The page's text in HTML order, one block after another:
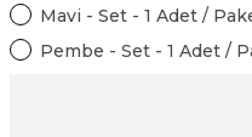
Veda Parti Malzemeleri
modelleri (süslü
Malzemeleri
Taş Baskı Ürünleri
Mavi - Set - 1 Adet /
Pembe - Set - 1 Adet /